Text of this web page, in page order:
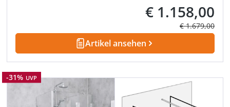
Verkaufspreis:
€ 1.158,00
Regulärer
€ 1.679,00
Artikel ansehen
Rabatt
-31% UVP